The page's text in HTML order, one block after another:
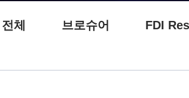
전체 브로슈어 FDI